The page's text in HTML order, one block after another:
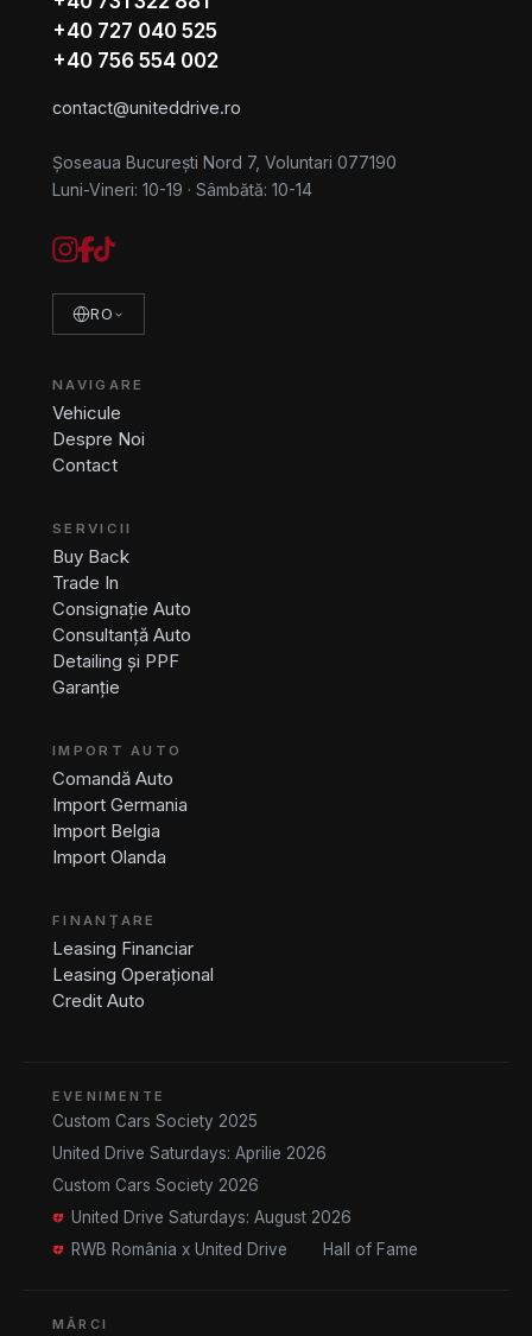
+40 727 040 525
+40 756 554 002
contact@uniteddrive.ro
Șoseaua București Nord 7, Voluntari 077190
Luni-Vineri: 10-19 · Sâmbătă: 10-14
RO
NAVIGARE
Vehicule
Despre Noi
Contact
SERVICII
Buy Back
Trade In
Consignație Auto
Consultanță Auto
Detailing și PPF
Garanție
IMPORT AUTO
Comandă Auto
Import Germania
Import Belgia
Import Olanda
FINANȚARE
Leasing Financiar
Leasing Operațional
Credit Auto
EVENIMENTE
Custom Cars Society 2025
United Drive Saturdays: Aprilie 2026
Custom Cars Society 2026
United Drive Saturdays: August 2026
RWB România x United Drive
Hall of Fame
MĂRCI